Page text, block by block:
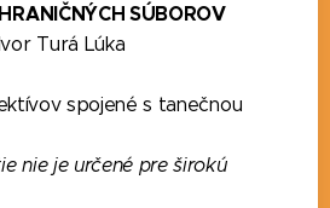
SÚBOROV
Turá Lúka
spojené s tanečnou
nie je určené pre širokú